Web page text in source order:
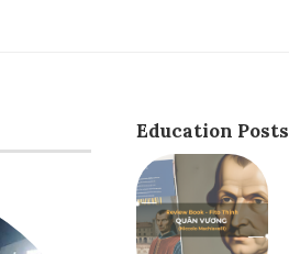
Education Posts